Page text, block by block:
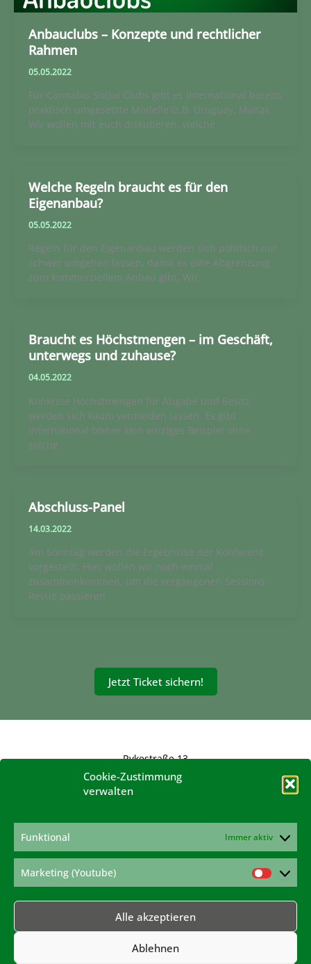
Cookie-Zustimmung
verwalten
Funktional Immer aktiv
Marketing (Youtube)
Alle akzeptieren
Ablehnen
Anbauclubs – Konzepte und rechtlicher
Rahmen
05.05.2022
Für Cannabis Social Clubs gibt es international bereits
praktisch umgesetzte Modelle (z.B. Uruguay, Malta).
Wir wollen mit euch diskutieren, welche
Welche Regeln braucht es für den
Eigenanbau?
05.05.2022
Regeln für den Eigenanbau werden sich politisch nur
schwer umgehen lassen, damit es eine Abgrenzung
zum kommerziellem Anbau gibt. Wir
Braucht es Höchstmengen – im Geschäft,
unterwegs und zuhause?
04.05.2022
Konkrete Höchstmengen für Abgabe und Besitz
werden sich kaum vermeiden lassen. Es gibt
international bisher kein einziges Beispiel ohne
solche
Abschluss-Panel
14.03.2022
Am Sonntag werden die Ergebnisse der Konferenz
vorgestellt. Hier wollen wir noch einmal
zusammenkommen, um die vergangenen Sessions
Revue passieren
Jetzt Ticket sichern!
Rykestraße 13
10405 Berlin
konferenz@hanfverband.de
Datenschutzerklärung